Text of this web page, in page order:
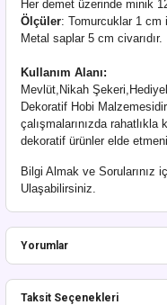
Her demet üzerinde minik
Ölçüler: Tomurcuklar 1 cm
Metal saplar 5 cm civarıdır.
Kullanım Alanı:
Mevlüt,Nikah
Dekoratif Hobi
çalışmalarınızda
dekoratif ürünler elde
Bilgi Almak ve Sorularınız
Ulaşabilirsiniz.
Yorumlar
Taksit Seçenekleri